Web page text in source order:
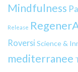
Mindfulness
Release
Roversi Science &
mediterranee